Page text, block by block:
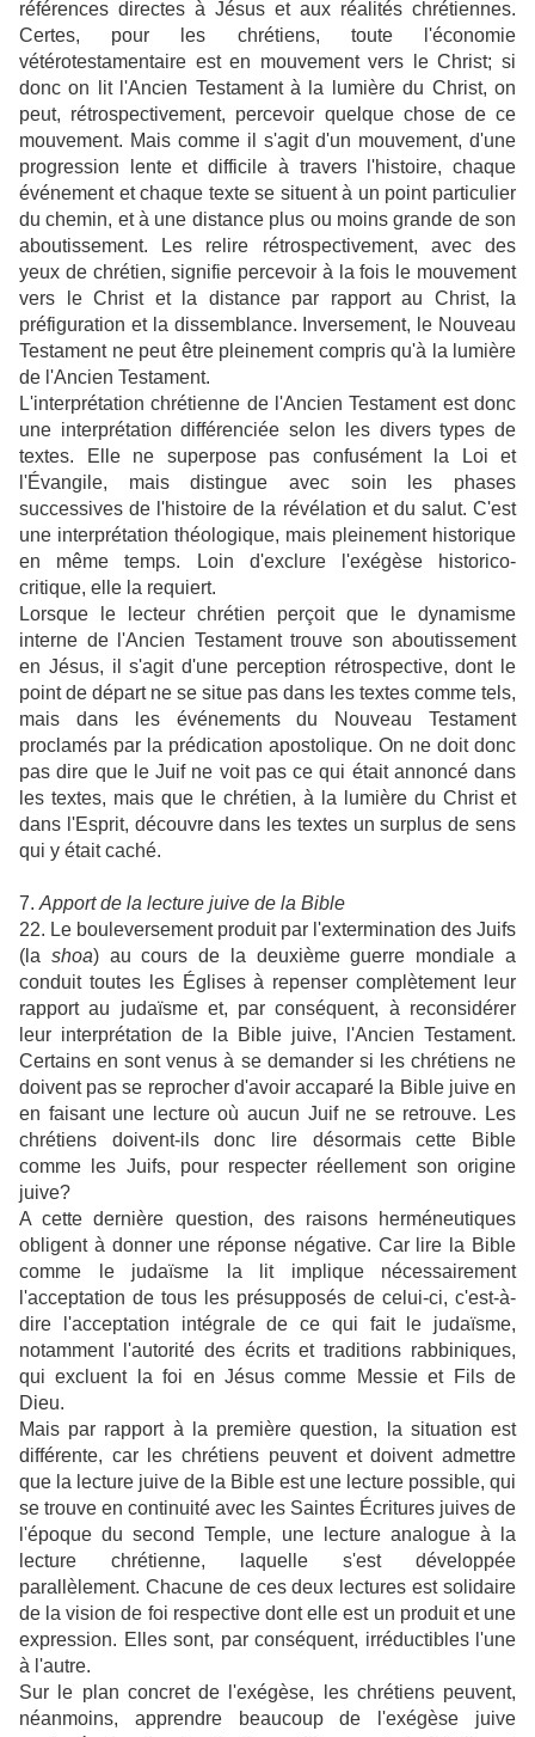
références directes à Jésus et aux réalités chrétiennes.
Certes, pour les chrétiens, toute l'économie
vétérotestamentaire est en mouvement vers le Christ; si
donc on lit l'Ancien Testament à la lumière du Christ, on
peut, rétrospectivement, percevoir quelque chose de ce
mouvement. Mais comme il s'agit d'un mouvement, d'une
progression lente et difficile à travers l'histoire, chaque
événement et chaque texte se situent à un point particulier
du chemin, et à une distance plus ou moins grande de son
aboutissement. Les relire rétrospectivement, avec des
yeux de chrétien, signifie percevoir à la fois le mouvement
vers le Christ et la distance par rapport au Christ, la
préfiguration et la dissemblance. Inversement, le Nouveau
Testament ne peut être pleinement compris qu'à la lumière
de l'Ancien Testament.
L'interprétation chrétienne de l'Ancien Testament est donc
une interprétation différenciée selon les divers types de
textes. Elle ne superpose pas confusément la Loi et
l'Évangile, mais distingue avec soin les phases
successives de l'histoire de la révélation et du salut. C'est
une interprétation théologique, mais pleinement historique
en même temps. Loin d'exclure l'exégèse historico-
critique, elle la requiert.
Lorsque le lecteur chrétien perçoit que le dynamisme
interne de l'Ancien Testament trouve son aboutissement
en Jésus, il s'agit d'une perception rétrospective, dont le
point de départ ne se situe pas dans les textes comme tels,
mais dans les événements du Nouveau Testament
proclamés par la prédication apostolique. On ne doit donc
pas dire que le Juif ne voit pas ce qui était annoncé dans
les textes, mais que le chrétien, à la lumière du Christ et
dans l'Esprit, découvre dans les textes un surplus de sens
qui y était caché.
7. Apport de la lecture juive de la Bible
22. Le bouleversement produit par l'extermination des Juifs
(la shoa) au cours de la deuxième guerre mondiale a
conduit toutes les Églises à repenser complètement leur
rapport au judaïsme et, par conséquent, à reconsidérer
leur interprétation de la Bible juive, l'Ancien Testament.
Certains en sont venus à se demander si les chrétiens ne
doivent pas se reprocher d'avoir accaparé la Bible juive en
en faisant une lecture où aucun Juif ne se retrouve. Les
chrétiens doivent-ils donc lire désormais cette Bible
comme les Juifs, pour respecter réellement son origine
juive?
A cette dernière question, des raisons herméneutiques
obligent à donner une réponse négative. Car lire la Bible
comme le judaïsme la lit implique nécessairement
l'acceptation de tous les présupposés de celui-ci, c'est-à-
dire l'acceptation intégrale de ce qui fait le judaïsme,
notamment l'autorité des écrits et traditions rabbiniques,
qui excluent la foi en Jésus comme Messie et Fils de
Dieu.
Mais par rapport à la première question, la situation est
différente, car les chrétiens peuvent et doivent admettre
que la lecture juive de la Bible est une lecture possible, qui
se trouve en continuité avec les Saintes Écritures juives de
l'époque du second Temple, une lecture analogue à la
lecture chrétienne, laquelle s'est développée
parallèlement. Chacune de ces deux lectures est solidaire
de la vision de foi respective dont elle est un produit et une
expression. Elles sont, par conséquent, irréductibles l'une
à l'autre.
Sur le plan concret de l'exégèse, les chrétiens peuvent,
néanmoins, apprendre beaucoup de l'exégèse juive